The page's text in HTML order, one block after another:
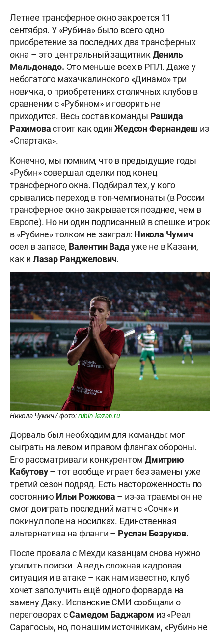
Летнее трансферное окно закроется 11
сентября. У «Рубина» было всего одно
приобретение за последних два трансферных
окна – это центральный защитникДениль
Мальдонадо. Это меньше всех в РПЛ. Даже у
небогатого махачкалинского «Динамо» три
новичка, о приобретениях столичных клубов в
сравнении с «Рубином» и говорить не
приходится. Весь состав команды Рашида
Рахимовастоит как одинЖедсон Фернандеш из
«Спартака».
Конечно, мы помним, что в предыдущие годы
«Рубин» совершал сделки под конец
трансферного окна. Подбирал тех, у кого
срывались переход в топ-чемпионаты (в России
трансферное окно закрывается позднее, чем в
Европе). Но ни один подписанный в спешке игрок
в «Рубине» толком не заиграл: Никола Чумич
осел в запасе, Валентин Вадауже не в Казани,
как и Лазар Ранджелович.
Никола Чумич / фото:rubin-kazan.ru
Дорваль был необходим для команды: мог
сыграть на левом и правом флангах обороны.
Его рассматривали конкурентом Дмитрию
Кабутову– тот вообще играет без замены уже
третий сезон подряд. Есть настороженность по
состоянию Ильи Рожкова – из-за травмы он не
смог доиграть последний матч с «Сочи» и
покинул поле на носилках. Единственная
альтернатива на фланги – Руслан Безруков.
После провала с Мехди казанцам снова нужно
усилить поиски. А ведь сложная кадровая
ситуация и в атаке – как нам известно, клуб
хочет заполучить ещё одного форварда на
замену Даку. Испанские СМИ сообщали о
переговорах сСамедом Баджаром из «Реал
Сарагосы», но, по нашим источникам, «Рубин» не